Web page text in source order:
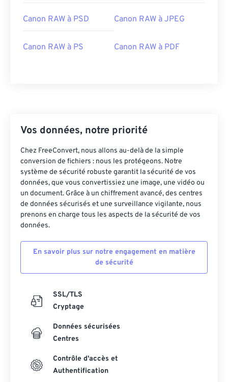
Canon RAW à PSD Canon RAW à JPEG
Canon RAW à PS Canon RAW à PDF
Vos données, notre priorité
Chez FreeConvert, nous allons au-delà de la simple
conversion de fichiers : nous les protégeons. Notre
système de sécurité robuste garantit la sécurité de vos
données, que vous convertissiez une image, une vidéo ou
un document. Grâce à un chiffrement avancé, des centres
de données sécurisés et une surveillance vigilante, nous
prenons en charge tous les aspects de la sécurité de vos
données.
En savoir plus sur notre engagement en matière
de sécurité
SSL/TLS
Cryptage
Données sécurisées
Centres
Contrôle d'accès et
Authentification